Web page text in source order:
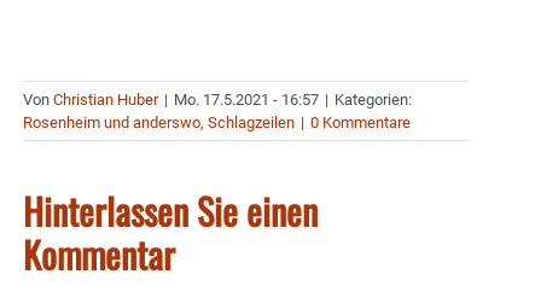
Von Christian Huber | Mo. 17.5.2021 - 16:57 | Kategorien:
Rosenheim und anderswo, Schlagzeilen | 0 Kommentare
Hinterlassen Sie einen
Kommentar